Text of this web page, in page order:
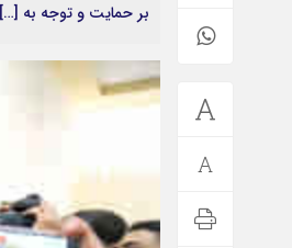
بر حمایت و توجه به […]